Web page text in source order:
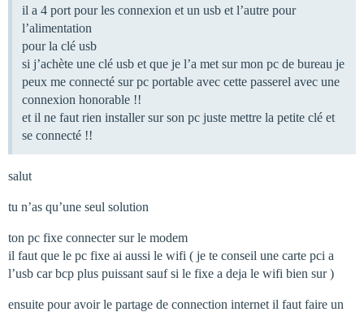
il a 4 port pour les connexion et un usb et l’autre pour
l’alimentation
pour la clé usb
si j’achète une clé usb et que je l’a met sur mon pc de bureau je
peux me connecté sur pc portable avec cette passerel avec une
connexion honorable !!
et il ne faut rien installer sur son pc juste mettre la petite clé et
se connecté !!
salut
tu n’as qu’une seul solution
ton pc fixe connecter sur le modem
il faut que le pc fixe ai aussi le wifi ( je te conseil une carte pci a
l’usb car bcp plus puissant sauf si le fixe a deja le wifi bien sur )
ensuite pour avoir le partage de connection internet il faut faire un